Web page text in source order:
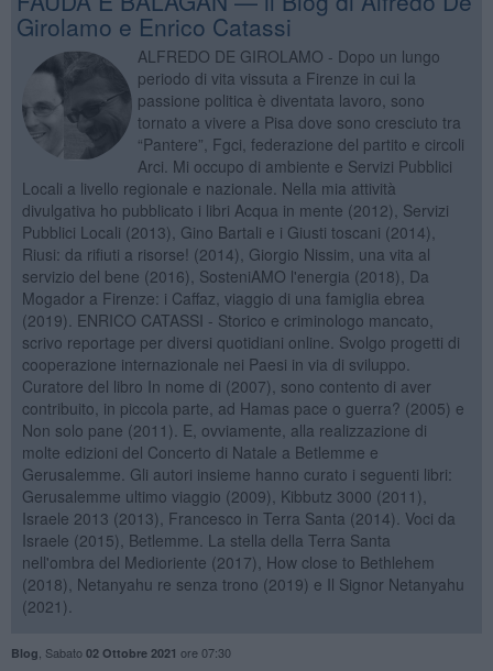
Girolamo e Enrico Catassi
ALFREDO DE GIROLAMO - Dopo un lungo
periodo di vita vissuta a Firenze in cui la
passione politica è diventata lavoro, sono
tornato a vivere a Pisa dove sono cresciuto tra
“Pantere”, Fgci, federazione del partito e circoli
Arci. Mi occupo di ambiente e Servizi Pubblici
Locali a livello regionale e nazionale. Nella mia attività
divulgativa ho pubblicato i libri Acqua in mente (2012), Servizi
Pubblici Locali (2013), Gino Bartali e i Giusti toscani (2014),
Riusi: da rifiuti a risorse! (2014), Giorgio Nissim, una vita al
servizio del bene (2016), SosteniAMO l'energia (2018), Da
Mogador a Firenze: i Caffaz, viaggio di una famiglia ebrea
(2019). ENRICO CATASSI - Storico e criminologo mancato,
scrivo reportage per diversi quotidiani online. Svolgo progetti di
cooperazione internazionale nei Paesi in via di sviluppo.
Curatore del libro In nome di (2007), sono contento di aver
contribuito, in piccola parte, ad Hamas pace o guerra? (2005) e
Non solo pane (2011). E, ovviamente, alla realizzazione di
molte edizioni del Concerto di Natale a Betlemme e
Gerusalemme. Gli autori insieme hanno curato i seguenti libri:
Gerusalemme ultimo viaggio (2009), Kibbutz 3000 (2011),
Israele 2013 (2013), Francesco in Terra Santa (2014). Voci da
Israele (2015), Betlemme. La stella della Terra Santa
nell'ombra del Medioriente (2017), How close to Bethlehem
(2018), Netanyahu re senza trono (2019) e Il Signor Netanyahu
(2021).
Blog Sabato 02 Ottobre 2021 ore 07:30